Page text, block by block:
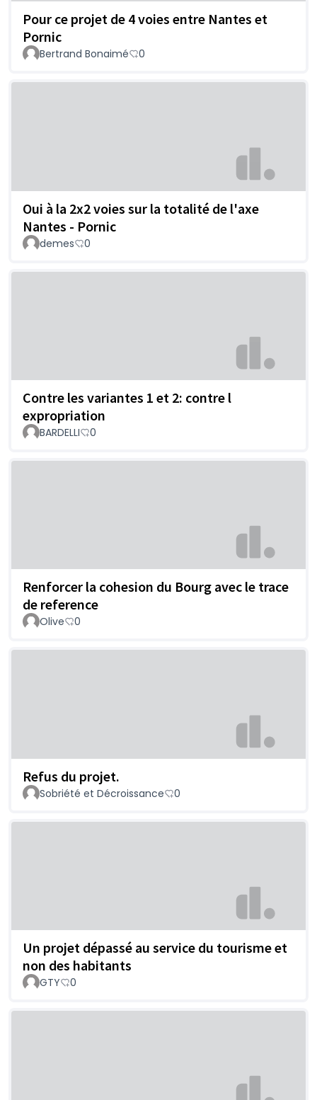
Pour ce projet de 4 voies entre Nantes et
Pornic
Bertrand Bonaimé 0
Oui à la 2x2 voies sur la totalité de l'axe
Nantes - Pornic
demes 0
Contre les variantes 1 et 2: contre l
expropriation
BARDELLI 0
Renforcer la cohesion du Bourg avec le trace
de reference
Olive 0
Refus du projet.
Sobriété et Décroissance 0
Un projet dépassé au service du tourisme et
non des habitants
GTY 0